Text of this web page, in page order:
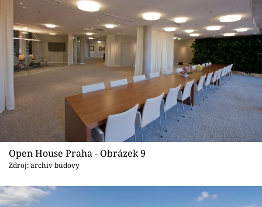
Open House Praha - Obrázek 9
Zdroj: archiv budovy